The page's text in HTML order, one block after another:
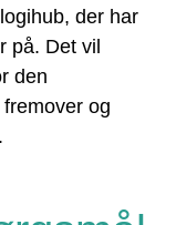
der har
på. Det vil
den
og